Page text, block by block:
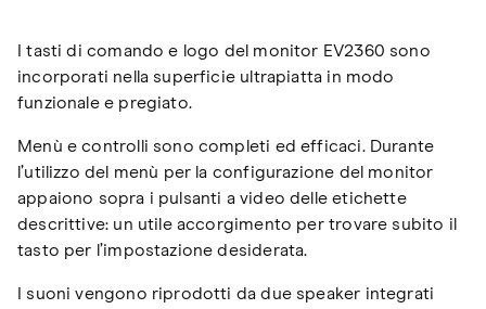
I tasti di comando e logo del monitor EV2360 sono
incorporati nella superficie ultrapiatta in modo
funzionale e pregiato.
Menù e controlli sono completi ed efficaci. Durante
l’utilizzo del menù per la configurazione del monitor
appaiono sopra i pulsanti a video delle etichette
descrittive: un utile accorgimento per trovare subito il
tasto per l’impostazione desiderata.
I suoni vengono riprodotti da due speaker integrati